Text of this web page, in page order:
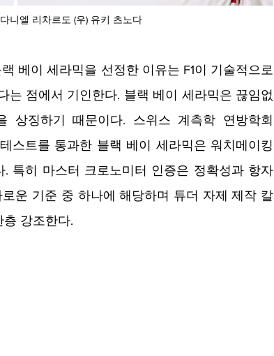
니엘 리차르도 (우) 유키 츠노다
베이 세라믹을 선정한 이유는 F1이 기술적으로
는 점에서 기인한다. 블랙 베이 세라믹은 끊임없
상징하기 때문이다. 스위스 계측학 연방학회
스트를 통과한 블랙 베이 세라믹은 워치메이킹
특히 마스터 크로노미터 인증은 정확성과 항자
운 기준 중 하나에 해당하며 튜더 자제 제작 칼
강조한다.